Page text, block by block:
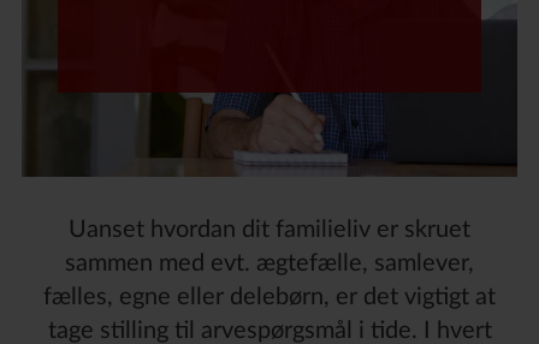
Uanset hvordan dit familieliv er skruet
sammen med evt. ægtefælle, samlever,
fælles, egne eller delebørn, er det vigtigt at
tage stilling til arvespørgsmål i tide. I hvert